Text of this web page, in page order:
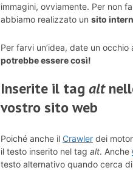
immagini, ovviamente. Per non
abbiamo realizzato un sito
Per farvi un’idea, date un occhio
potrebbe essere così!
Inserite il tag alt
vostro sito web
Poiché anche il Crawler dei
il testo inserito nel tag alt. Anche
testo alternativo quando cerca